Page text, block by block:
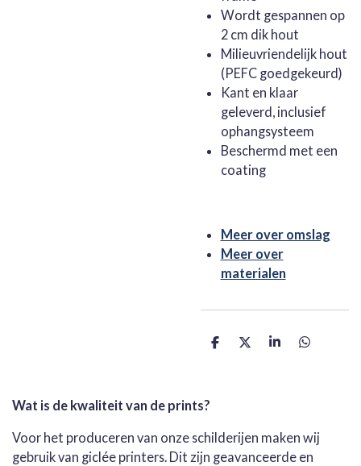
Wordt gespannen op
2 cm dik hout
Milieuvriendelijk hout
(PEFC goedgekeurd)
Kant en klaar
geleverd, inclusief
ophangsysteem
Beschermd met een
coating
Meer over omslag
Meer over
materialen
D
D
S
D
Wat is de kwaliteit van de prints?
Voor het produceren van onze schilderijen maken wij
gebruik van giclée printers. Dit zijn geavanceerde en